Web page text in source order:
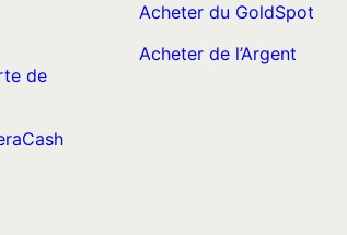
de
Acheter du GoldSpot
Acheter de l’Argent